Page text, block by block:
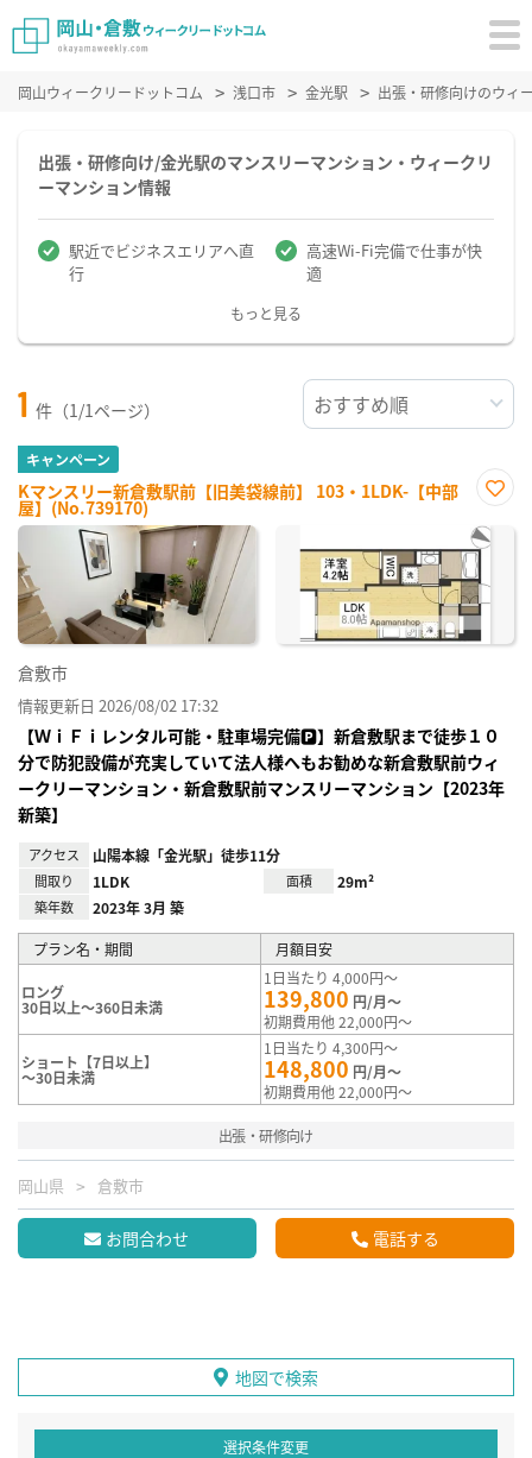
岡山ウィークリードットコム 浅口市 金光駅 出張・研修向けのウィ
出張・研修向け/金光駅のマンスリーマンション・ウィークリ
ーマンション情報
駅近でビジネスエリアへ直
行
高速Wi-Fi完備で仕事が快
適
もっと見る
1 件（1/1ページ）
キャンペーン
Kマンスリー新倉敷駅前【旧美袋線前】 103・1LDK-【中部
屋】(No.739170)
に入
り登
倉敷市
情報更新日 2026/08/02 17:32
【ＷｉＦｉレンタル可能・駐車場完備🅿】新倉敷駅まで徒歩１０
分で防犯設備が充実していて法人様へもお勧めな新倉敷駅前ウィ
ークリーマンション・新倉敷駅前マンスリーマンション【2023年
新築】
アクセス 山陽本線「金光駅」徒歩11分
間取り 1LDK 面積 29m²
築年数 2023年 3月 築
プラン名・期間 月額目安
ロング
30日以上～360日未満
1日当たり 4,000円～
139,800 円/月～
初期費用他 22,000円～
ショート【7日以上】
～30日未満
1日当たり 4,300円～
148,800 円/月～
初期費用他 22,000円～
出張・研修向け
岡山県 倉敷市
お問合わせ 電話する
地図で検索
選択条件変更